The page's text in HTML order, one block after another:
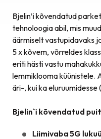
Bjelin’i kõvendatud
tehnoloogia abil, mis
äärmiselt vastupidavaks
5 x kõvem, võrreldes
eriti hästi vastu
lemmiklooma küünistele.
äri-, kui ka
Bjelin`i kõvendatud
Liimivaba 5G